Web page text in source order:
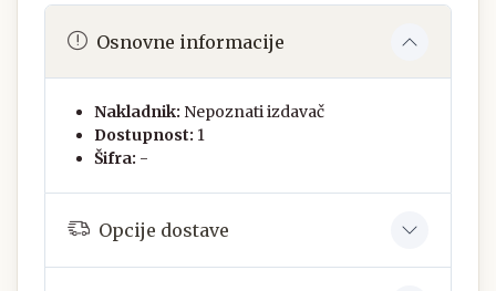
Osnovne informacije
Nakladnik: Nepoznati izdavač
Dostupnost: 1
Šifra: -
Opcije dostave